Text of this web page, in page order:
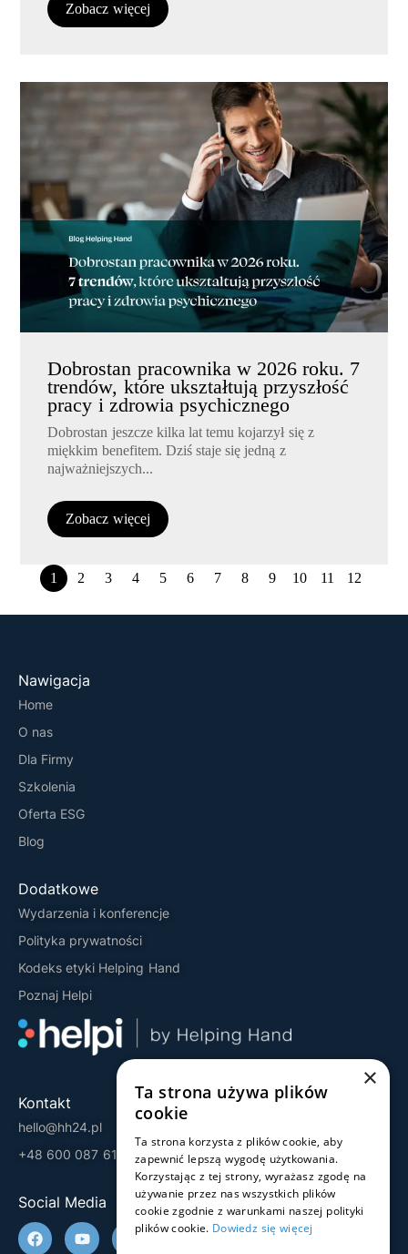
Zobacz więcej
Dobrostan pracownika w 2026 roku. 7
trendów, które ukształtują przyszłość
pracy i zdrowia psychicznego
Dobrostan jeszcze kilka lat temu kojarzył się z
miękkim benefitem. Dziś staje się jedną z
najważniejszych...
Zobacz więcej
1 2 3 4 5 6 7 8 9 10 11 12
Nawigacja
Home
O nas
Dla Firmy
Szkolenia
Oferta ESG
Blog
Dodatkowe
Wydarzenia i konferencje
Polityka prywatności
Kodeks etyki Helping Hand
Poznaj Helpi
Kontakt
hello@hh24.pl
+48 600 087 613
Social Media
×
Ta strona używa plików
cookie
Ta strona korzysta z plików cookie, aby
zapewnić lepszą wygodę użytkowania.
Korzystając z tej strony, wyrażasz zgodę na
używanie przez nas wszystkich plików
cookie zgodnie z warunkami naszej polityki
plików cookie. Dowiedz się więcej